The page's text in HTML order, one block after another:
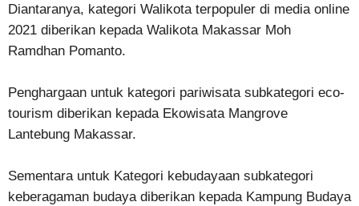
Diantaranya, kategori Walikota terpopuler di media online
2021 diberikan kepada Walikota Makassar Moh
Ramdhan Pomanto.
Penghargaan untuk kategori pariwisata subkategori eco-
tourism diberikan kepada Ekowisata Mangrove
Lantebung Makassar.
Sementara untuk Kategori kebudayaan subkategori
keberagaman budaya diberikan kepada Kampung Budaya